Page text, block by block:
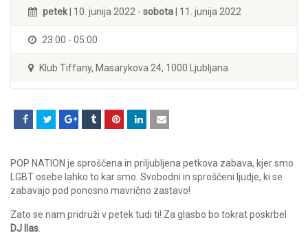
petek | 10. junija 2022 - sobota | 11. junija 2022
23:00 - 05:00
Klub Tiffany, Masarykova 24, 1000 Ljubljana
POP NATION je sproščena in priljubljena petkova zabava, kjer smo
LGBT osebe lahko to kar smo. Svobodni in sproščeni ljudje, ki se
zabavajo pod ponosno mavrično zastavo!
Zato se nam pridruži v petek tudi ti! Za glasbo bo tokrat poskrbel
DJ Ilas